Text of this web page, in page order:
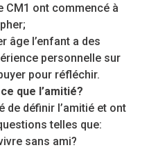
CM1 ont commencé à
âge l’enfant a des
personnelle sur
pour réfléchir.
que l’amitié?
de définir l’amitié et ont
telles que:
sans ami?